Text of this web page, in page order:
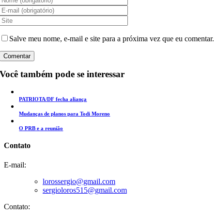
Salve meu nome, e-mail e site para a próxima vez que eu comentar.
Você também pode se interessar
PATRIOTA/DF fecha aliança
Mudanças de planos para Todi Moreno
O PRB e a reunião
Contato
E-mail:
lorossergio@gmail.com
sergioloros515@gmail.com
Contato: